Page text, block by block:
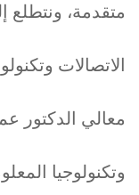
متقدمة، ونتطلع
الاتصالات
معالي الدكتور
وتكنولوجيا